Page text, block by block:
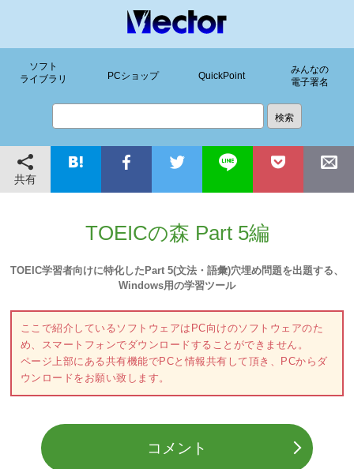
ソフト
ライブラリ
PCショップ QuickPoint
みんなの
電子署名
共有
TOEICの森 Part 5編
TOEIC学習者向けに特化したPart 5(文法・語彙)穴埋め問題を出題する、
Windows用の学習ツール
ここで紹介しているソフトウェアはPC向けのソフトウェアのた
め、スマートフォンでダウンロードすることができません。
ページ上部にある共有機能でPCと情報共有して頂き、PCからダ
ウンロードをお願い致します。
コメント